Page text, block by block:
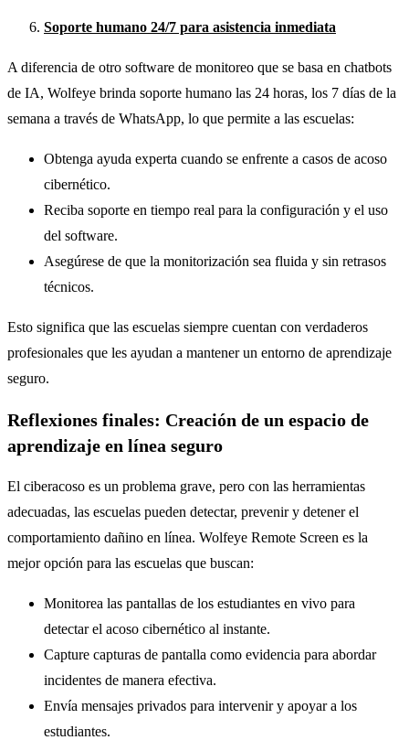
Soporte humano 24/7 para asistencia inmediata
A diferencia de otro software de monitoreo que se basa en chatbots
de IA, Wolfeye brinda soporte humano las 24 horas, los 7 días de la
semana a través de WhatsApp, lo que permite a las escuelas:
Obtenga ayuda experta cuando se enfrente a casos de acoso
cibernético.
Reciba soporte en tiempo real para la configuración y el uso
del software.
Asegúrese de que la monitorización sea fluida y sin retrasos
técnicos.
Esto significa que las escuelas siempre cuentan con verdaderos
profesionales que les ayudan a mantener un entorno de aprendizaje
seguro.
Reflexiones finales: Creación de un espacio de
aprendizaje en línea seguro
El ciberacoso es un problema grave, pero con las herramientas
adecuadas, las escuelas pueden detectar, prevenir y detener el
comportamiento dañino en línea. Wolfeye Remote Screen es la
mejor opción para las escuelas que buscan:
Monitorea las pantallas de los estudiantes en vivo para
detectar el acoso cibernético al instante.
Capture capturas de pantalla como evidencia para abordar
incidentes de manera efectiva.
Envía mensajes privados para intervenir y apoyar a los
estudiantes.